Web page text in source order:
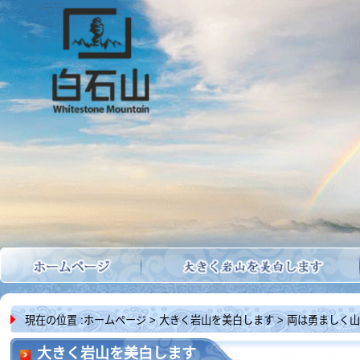
現在の位置 :ホームページ> 大きく岩山を美白します > 両は勇ましく山を
守ります
大きく岩山を美白します